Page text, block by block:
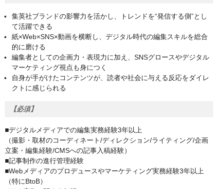
集英社ブランドの影響力を活かし、トレンドを“発信する側”とし
て活躍できる
紙×Web×SNS×動画を横断し、デジタル時代の編集スキルを総合
的に磨ける
編集者としての企画力・表現力に加え、SNSグロースやデジタル
マーケティング視点も身につく
自身が手がけたコンテンツが、読者や社会に与える反応をダイレ
クトに感じられる
【必須】
■デジタルメディアでの編集実務経験3年以上
（撮影・取材のコーディネート/ディレクション/ライティング/企画
立案・編集経験/CMSへの記事入稿経験）
■記事制作の進行管理経験
■Webメディアのプロデュースやマーケティング実務経験3年以上
（特にBtoB）